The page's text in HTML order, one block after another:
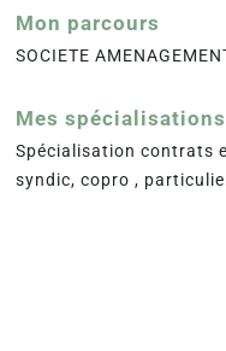
Mon parcours
SOCIETE
Mes spécialisations
Spécialisation contrats
syndic, copro ,